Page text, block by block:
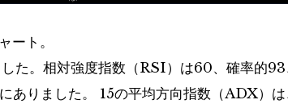
ト。
た。相対強度指数（RSI）は60、確率的
ありました。 15の平均方向指数（ADX）